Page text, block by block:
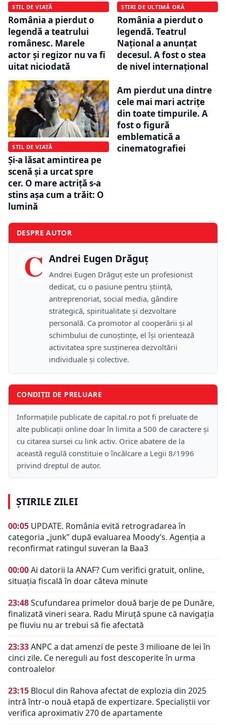
STIL DE VIAȚĂ
România a pierdut o
legendă a teatrului
românesc. Marele
actor și regizor nu va fi
uitat niciodată
ȘTIRI DE ULTIMĂ ORĂ
România a pierdut o
legendă. Teatrul
Naţional a anunțat
decesul. A fost o stea
de nivel internațional
STIL DE VIAȚĂ
Și-a lăsat amintirea pe
scenă și a urcat spre
cer. O mare actriță s-a
stins așa cum a trăit: O
lumină
Am pierdut una dintre
cele mai mari actrițe
din toate timpurile. A
fost o figură
emblematică a
cinematografiei
DESPRE AUTOR
C Andrei Eugen Drăguț
Andrei Eugen Drăguț este un profesionist
dedicat, cu o pasiune pentru știință,
antreprenoriat, social media, gândire
strategică, spiritualitate și dezvoltare
personală. Ca promotor al cooperării și al
schimbului de cunoștințe, el își orientează
activitatea spre susținerea dezvoltării
individuale și colective.
CONDIȚII DE PRELUARE
Informațiile publicate de capital.ro pot fi preluate de
alte publicații online doar în limita a 500 de caractere și
cu citarea sursei cu link activ. Orice abatere de la
această regulă constituie o încălcare a Legii 8/1996
privind dreptul de autor.
ȘTIRILE ZILEI
00:05 UPDATE. România evită retrogradarea în
categoria „junk” după evaluarea Moody’s. Agenția a
reconfirmat ratingul suveran la Baa3
00:00Ai datorii la ANAF? Cum verifici gratuit, online,
situația fiscală în doar câteva minute
23:48Scufundarea primelor două barje de pe Dunăre,
finalizată vineri seara. Radu Miruță spune că navigația
pe fluviu nu ar trebui să fie afectată
23:33ANPC a dat amenzi de peste 3 milioane de lei în
cinci zile. Ce nereguli au fost descoperite în urma
controalelor
23:15 Blocul din Rahova afectat de explozia din 2025
intră într-o nouă etapă de expertizare. Specialiștii vor
verifica aproximativ 270 de apartamente